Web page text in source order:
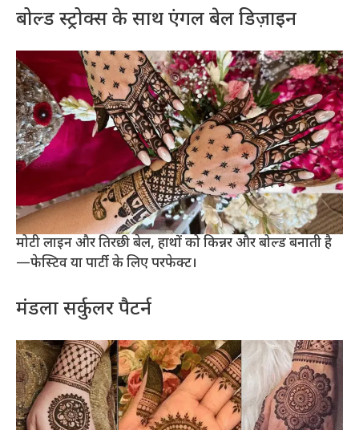
बोल्ड स्ट्रोक्स के साथ एंगल बेल डिज़ाइन
मोटी लाइन और तिरछी बेल, हाथों को किन्नर और बोल्ड बनाती है
—फेस्टिव या पार्टी के लिए परफेक्ट।
मंडला सर्कुलर पैटर्न